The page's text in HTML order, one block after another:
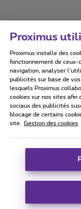
Conditions
Tous droits réservés. ©
Conditions générales,
Coordonnées de
Boulevard du Roi
Proximus
Proximus installe des
fonctionnement de ceux-
navigation, analyser
publicités sur base de
lesquels Proximus
cookies sur nos sites afin
sociaux des publicités
blocage de certains
site.
Gestion des cookies